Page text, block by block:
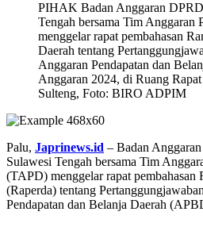
PIHAK Badan Anggaran
Tengah bersama Tim Anggaran
menggelar rapat pembahasan
Daerah tentang
Anggaran Pendapatan dan
Anggaran 2024, di Ruang
Sulteng, Foto: BIRO ADPIM
Palu, Japrinews.id – Badan
Sulawesi Tengah bersama Tim
(TAPD) menggelar rapat pembahasan
(Raperda) tentang
Pendapatan dan Belanja Daerah